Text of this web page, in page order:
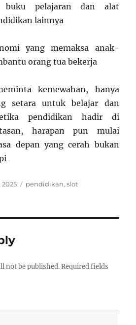
buku pelajaran dan alat
lainnya
yang memaksa anak-
orang tua bekerja
kemewahan, hanya
setara untuk belajar dan
pendidikan hadir di
harapan pun mulai
depan yang cerah bukan
2025 Categories
pendidikan,slot
not be published. Required fields